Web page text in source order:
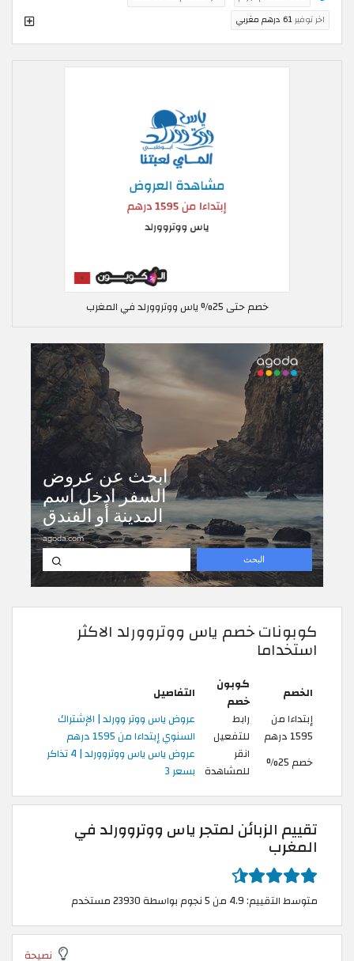
اخر توفير61 درهم مغربي
خصم حتى 25% ياس ووتروورلد في المغرب
كوبونات خصم ياس ووتروورلد الاكثر
استخداما
الخصم
كوبون
خصم
التفاصيل
إبتداءا من
1595 درهم
رابط
للتفعيل
عروض ياس ووتر وورلد | الإشتراك
السنوي إبتداءا من 1595 درهم
خصم 25%
انقر
للمشاهدة
عروض ياس ياس ووتروورلد | 4 تذاكر
بسعر 3
تقييم الزبائن لمتجر ياس ووتروورلد في
المغرب
متوسط التقييم: 4.9 من 5 نجوم بواسطة 23930 مستخدم
نصيحة